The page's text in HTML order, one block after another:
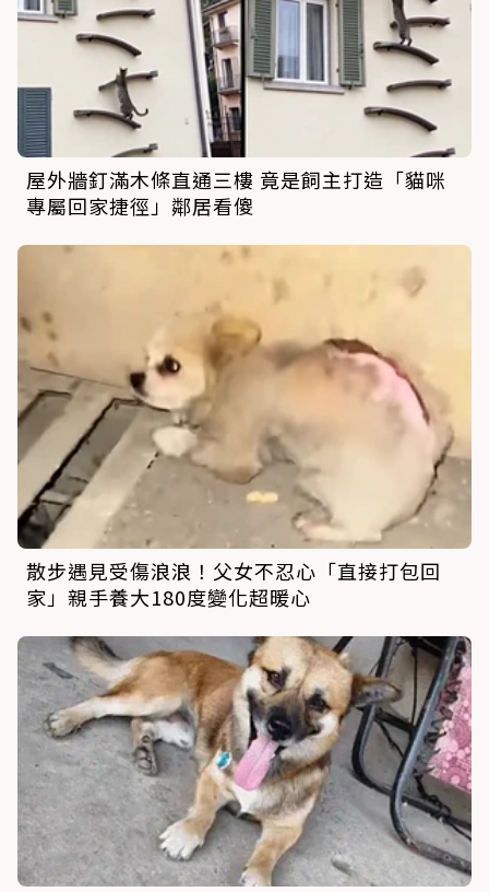
屋外牆釘滿木條直通三樓 竟是飼主打造「貓咪
專屬回家捷徑」鄰居看傻
散步遇見受傷浪浪！父女不忍心「直接打包回
家」親手養大180度變化超暖心